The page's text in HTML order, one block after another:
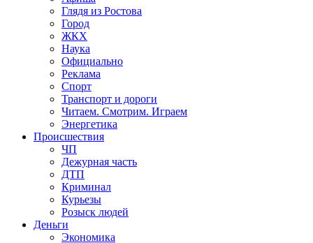
Глядя из Ростова
Город
ЖКХ
Наука
Официально
Реклама
Спорт
Транспорт и дороги
Читаем. Смотрим. Играем
Энергетика
Происшествия
ЧП
Дежурная часть
ДТП
Криминал
Курьезы
Розыск людей
Деньги
Экономика